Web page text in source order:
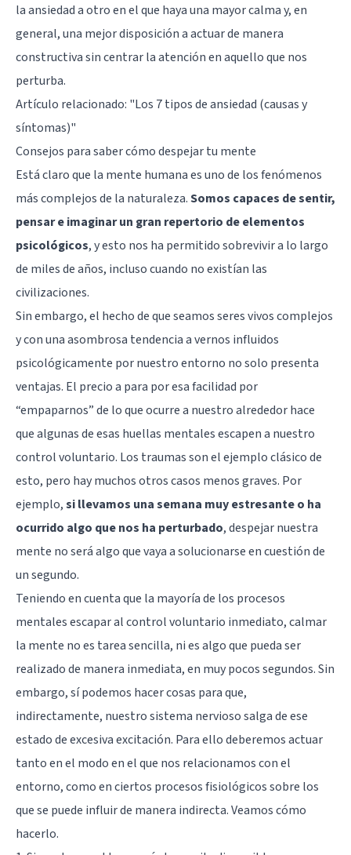
la ansiedad a otro en el que haya una mayor calma y, en
general, una mejor disposición a actuar de manera
constructiva sin centrar la atención en aquello que nos
perturba.
Artículo relacionado: "Los 7 tipos de ansiedad (causas y
síntomas)"
Consejos para saber cómo despejar tu mente
Está claro que la mente humana es uno de los fenómenos
más complejos de la naturaleza.Somos capaces de sentir,
pensar e imaginar un gran repertorio de elementos
psicológicos, y esto nos ha permitido sobrevivir a lo largo
de miles de años, incluso cuando no existían las
civilizaciones.
Sin embargo, el hecho de que seamos seres vivos complejos
y con una asombrosa tendencia a vernos influidos
psicológicamente por nuestro entorno no solo presenta
ventajas. El precio a para por esa facilidad por
“empaparnos” de lo que ocurre a nuestro alrededor hace
que algunas de esas huellas mentales escapen a nuestro
control voluntario. Los traumas son el ejemplo clásico de
esto, pero hay muchos otros casos menos graves. Por
ejemplo,si llevamos una semana muy estresante o ha
ocurrido algo que nos ha perturbado, despejar nuestra
mente no será algo que vaya a solucionarse en cuestión de
un segundo.
Teniendo en cuenta que la mayoría de los procesos
mentales escapar al control voluntario inmediato, calmar
la mente no es tarea sencilla, ni es algo que pueda ser
realizado de manera inmediata, en muy pocos segundos. Sin
embargo, sí podemos hacer cosas para que,
indirectamente, nuestro sistema nervioso salga de ese
estado de excesiva excitación. Para ello deberemos actuar
tanto en el modo en el que nos relacionamos con el
entorno, como en ciertos procesos fisiológicos sobre los
que se puede influir de manera indirecta. Veamos cómo
hacerlo.